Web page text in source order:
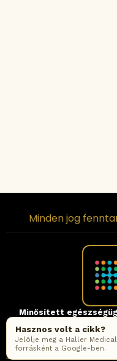
Hasznos volt a cikk?
Jelölje meg a Haller
forrásként a Google-ben.
Minden jog
Minősített
minőség és a
Tudjon meg többet